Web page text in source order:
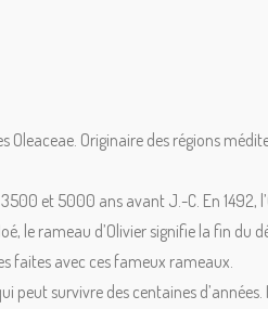
Originaire des régions
et 5000 ans avant J.-C. En 1492,
le rameau d’Olivier signifie la fin
faites avec ces fameux rameaux.
peut survivre des centaines